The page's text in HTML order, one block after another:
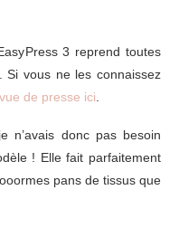
3 reprend toutes
Si vous ne les connaissez
de presse ici
n’avais donc pas besoin
! Elle fait parfaitement
pans de tissus que